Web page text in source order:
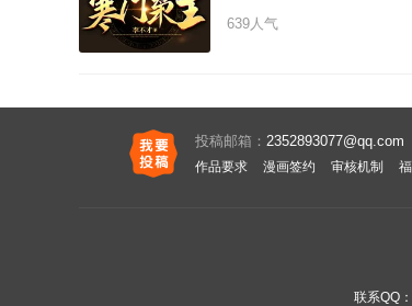
了？一样不落，全部拿回来！
639人气
投稿邮箱： 2352893077@qq.com
作品要求 漫画签约 审核机制
联系QQ：